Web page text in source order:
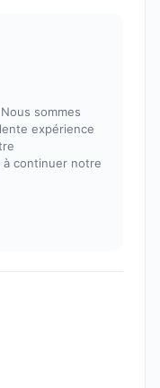
sommes
expérience
à continuer notre